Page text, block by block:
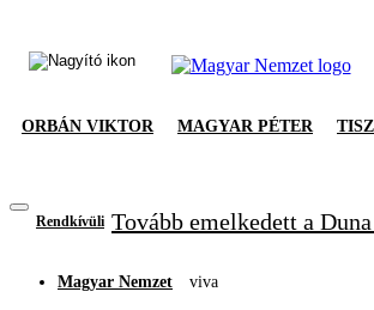
ORBÁN VIKTOR MAGYAR PÉTER
Rendkívüli Tovább emelkedett a
Magyar Nemzet viva